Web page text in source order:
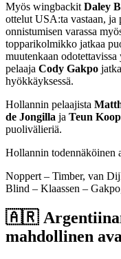
Myös wingbackit Daley
ottelut USA:ta vastaan, ja
onnistumisen varassa
topparikolmikko jatkaa
muutenkaan
pelaaja Cody Gakpo
hyökkäyksessä.
Hollannin pelaajista
de Jongilla ja Teun
puolivälieriä.
Hollannin todennäköinen
Noppert – Timber, van
Blind – Klaassen –
🇦🇷
mahdollinen